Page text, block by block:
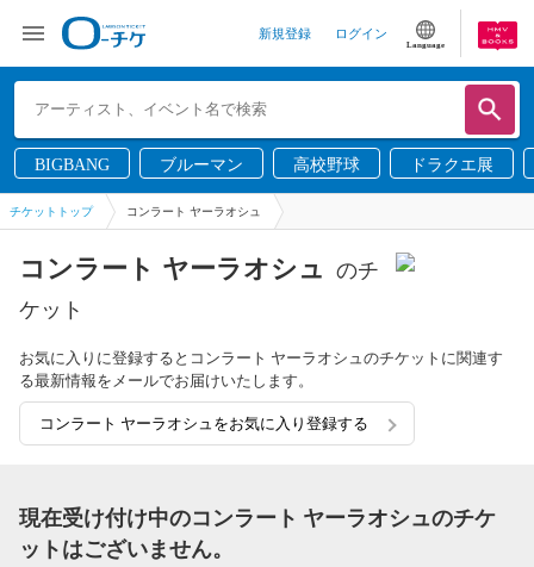
新規登録 ログイン
Language
BIGBANG ブルーマン 高校野球 ドラクエ展
チケットトップ コンラート ヤーラオシュ
コンラート ヤーラオシュ のチ
ケット
お気に入りに登録するとコンラート ヤーラオシュのチケットに関連す
る最新情報をメールでお届けいたします。
コンラート ヤーラオシュをお気に入り登録する
現在受け付け中のコンラート ヤーラオシュのチケ
ットはございません。